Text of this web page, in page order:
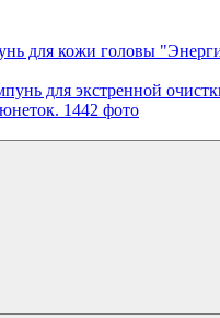
для кожи головы